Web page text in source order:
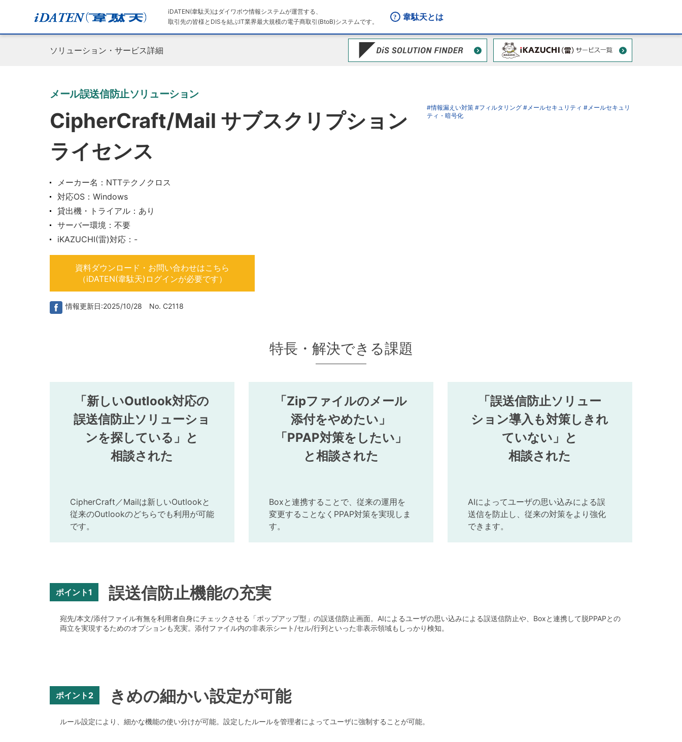
iDATEN(韋駄天)はダイワボウ情報システムが運営する、
取引先の皆様とDISを結ぶIT業界最大規模の電子商取引(BtoB)システムです。
韋駄天とは
ソリューション・サービス詳細
メール誤送信防止ソリューション
CipherCraft/Mail サブスクリプション
ライセンス
メーカー名：NTTテクノクロス
対応OS：Windows
貸出機・トライアル：あり
サーバー環境：不要
iKAZUCHI(雷)対応：-
資料ダウンロード・お問い合わせはこちら
（iDATEN(韋駄天)ログインが必要です）
情報更新日:2025/10/28 No. C2118
#情報漏えい対策 #フィルタリング #メールセキュリティ #メールセキュリ
ティ・暗号化
特長・解決できる課題
「新しいOutlook対応の
誤送信防止ソリューショ
ンを探している」と
相談された
CipherCraft／Mailは新しいOutlookと
従来のOutlookのどちらでも利用が可能
です。
「Zipファイルのメール
添付をやめたい」
「PPAP対策をしたい」
と相談された
Boxと連携することで、従来の運用を
変更することなくPPAP対策を実現しま
す。
「誤送信防止ソリュー
ション導入も対策しきれ
ていない」と
相談された
AIによってユーザの思い込みによる誤
送信を防止し、従来の対策をより強化
できます。
ポイント1 誤送信防止機能の充実
宛先/本文/添付ファイル有無を利用者自身にチェックさせる「ポップアップ型」の誤送信防止画面。AIによるユーザの思い込みによる誤送信防止や、Boxと連携して脱PPAPとの
両立を実現するためのオプションも充実。添付ファイル内の非表示シート/セル/行列といった非表示領域もしっかり検知。
ポイント2 きめの細かい設定が可能
ルール設定により、細かな機能の使い分けが可能。設定したルールを管理者によってユーザに強制することが可能。